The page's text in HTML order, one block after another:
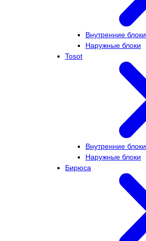
Внутренние блоки
Наружные блоки
Tosot
Внутренние блоки
Наружные блоки
Бирюса